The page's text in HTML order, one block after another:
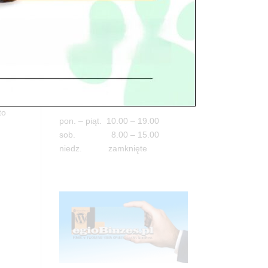
05-100 Nowy Dwór Mazowiecki
tel. 503 900 215
pon. – piąt. 10.00 – 19.00
sob. 8.00 – 15.00
niedz. zamknięte